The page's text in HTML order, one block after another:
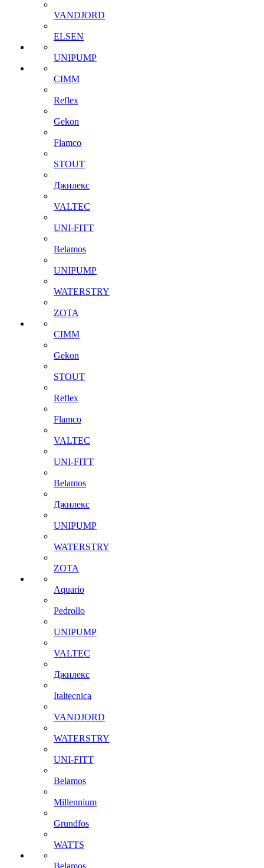
VANDJORD
ELSEN
UNIPUMP
CIMM
Reflex
Gekon
Flamco
STOUT
Джилекс
VALTEC
UNI-FITT
Belamos
UNIPUMP
WATERSTRY
ZOTA
CIMM
Gekon
STOUT
Reflex
Flamco
VALTEC
UNI-FITT
Belamos
Джилекс
UNIPUMP
WATERSTRY
ZOTA
Aquario
Pedrollo
UNIPUMP
VALTEC
Джилекс
Italtecnica
VANDJORD
WATERSTRY
UNI-FITT
Belamos
Millennium
Grundfos
WATTS
Belamos